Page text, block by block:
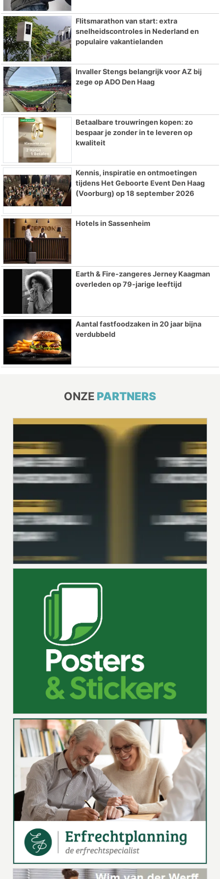
Flitsmarathon van start: extra
snelheidscontroles in Nederland en
populaire vakantielanden
Invaller Stengs belangrijk voor AZ bij
zege op ADO Den Haag
Betaalbare trouwringen kopen: zo
bespaar je zonder in te leveren op
kwaliteit
Kennis, inspiratie en ontmoetingen
tijdens Het Geboorte Event Den Haag
(Voorburg) op 18 september 2026
Hotels in Sassenheim
Earth & Fire-zangeres Jerney Kaagman
overleden op 79-jarige leeftijd
Aantal fastfoodzaken in 20 jaar bijna
verdubbeld
ONZE PARTNERS